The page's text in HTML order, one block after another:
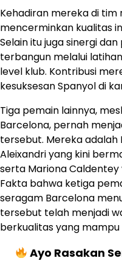
Kehadiran mereka di tim
mencerminkan kualitas
Selain itu juga sinergi
terbangun melalui
level klub. Kontribusi
kesuksesan Spanyol di
Tiga pemain lainnya,
Barcelona, pernah
tersebut. Mereka adalah
Aleixandri yang kini
serta Mariona
Fakta bahwa ketiga
seragam Barcelona
tersebut telah menjadi
berkualitas yang
Ayo Rasakan